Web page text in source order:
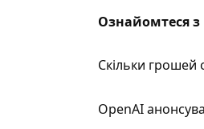
Ознайомтеся
Скільки
OpenAI